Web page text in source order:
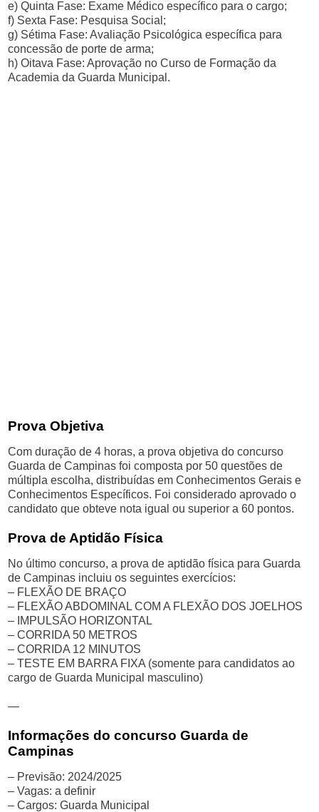
e) Quinta Fase: Exame Médico específico para o cargo;
f) Sexta Fase: Pesquisa Social;
g) Sétima Fase: Avaliação Psicológica específica para
concessão de porte de arma;
h) Oitava Fase: Aprovação no Curso de Formação da
Academia da Guarda Municipal.
Prova Objetiva
Com duração de 4 horas, a prova objetiva do concurso
Guarda de Campinas foi composta por 50 questões de
múltipla escolha, distribuídas em Conhecimentos Gerais e
Conhecimentos Específicos. Foi considerado aprovado o
candidato que obteve nota igual ou superior a 60 pontos.
Prova de Aptidão Física
No último concurso, a prova de aptidão física para Guarda
de Campinas incluiu os seguintes exercícios:
– FLEXÃO DE BRAÇO
– FLEXÃO ABDOMINAL COM A FLEXÃO DOS JOELHOS
– IMPULSÃO HORIZONTAL
– CORRIDA 50 METROS
– CORRIDA 12 MINUTOS
– TESTE EM BARRA FIXA (somente para candidatos ao
cargo de Guarda Municipal masculino)
—
Informações do concurso Guarda de
Campinas
– Previsão: 2024/2025
– Vagas: a definir
– Cargos: Guarda Municipal